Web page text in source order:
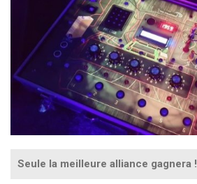
Seule la meilleure alliance gagnera !